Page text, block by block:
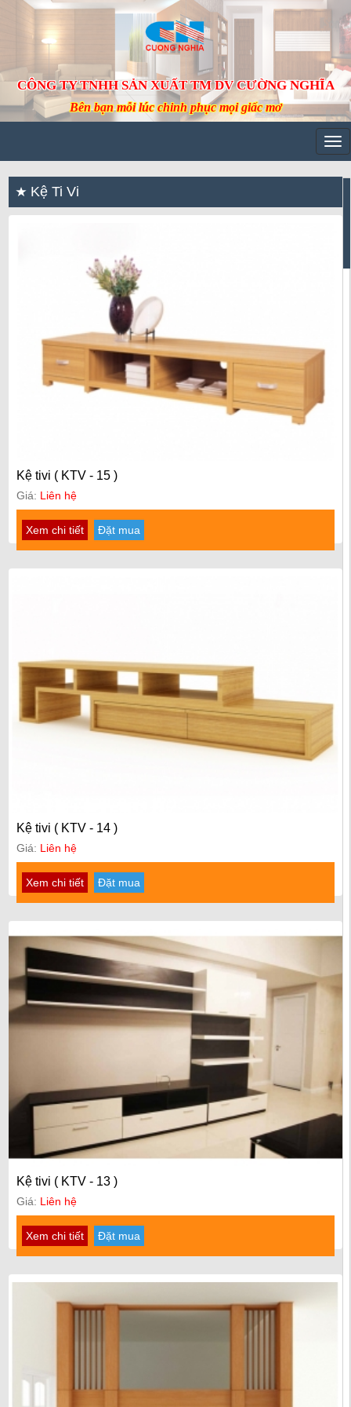
CÔNG TY TNHH SẢN XUẤT TM DV CƯỜNG NGHĨA
Bên bạn mỗi lúc chinh phục mọi giấc mơ
Kệ Ti Vi
Kệ tivi ( KTV - 15 )
Giá: Liên hệ
Xem chi tiết Đặt mua
Kệ tivi ( KTV - 14 )
Giá: Liên hệ
Xem chi tiết Đặt mua
Kệ tivi ( KTV - 13 )
Giá: Liên hệ
Xem chi tiết Đặt mua